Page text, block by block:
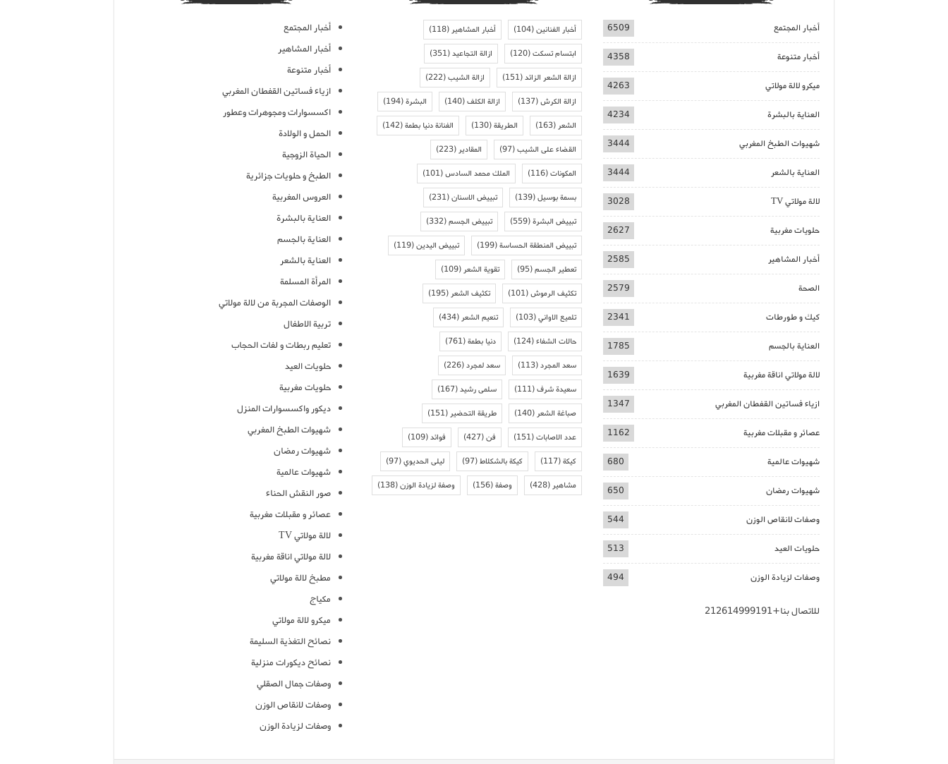
أخبار المجتمع 6509
أخبار متنوعة 4358
ميكرو لالة مولاتي 4263
العناية بالبشرة 4234
شهيوات الطبخ المغربي 3444
العناية بالشعر 3444
لالة مولاتي TV 3028
حلويات مغربية 2627
أخبار المشاهير 2585
الصحة 2579
كيك و طورطات 2341
العناية بالجسم 1785
لالة مولاتي اناقة مغربية 1639
ازياء فساتين القفطان المغربي 1347
عصائر و مقبلات مغربية 1162
شهيوات عالمية 680
شهيوات رمضان 650
وصفات لانقاص الوزن 544
حلويات العيد 513
وصفات لزيادة الوزن 494
للاتصال بنا+212614999191
أخبار الفنانين(104) أخبار المشاهير(118)
ابتسام تسكت(120) ازالة التجاعيد(351)
ازالة الشعر الزائد(151) ازالة الشيب(222)
ازالة الكرش(137) ازالة الكلف(140) البشرة(194)
الشعر(163) الطريقة(130) الفنانة دنيا بطمة(142)
القضاء على الشيب(97) المقادير(223)
المكونات(116) الملك محمد السادس(101)
بسمة بوسيل(139) تبييض الاسنان(231)
تبييض البشرة(559) تبييض الجسم(332)
تبييض المنطقة الحساسة(199) تبييض اليدين(119)
تعطير الجسم(95) تقوية الشعر(109)
تكثيف الرموش(101) تكثيف الشعر(195)
تلميع الاواني(103) تنعيم الشعر(434)
حالات الشفاء(124) دنيا بطمة(761)
سعد المجرد(113) سعد لمجرد(226)
سعيدة شرف(111) سلمى رشيد(167)
صباغة الشعر(140) طريقة التحضير(151)
عدد الاصابات(151) فن(427) فوائد(109)
كيكة(117) كيكة بالشكلاط(97) ليلى الحديوي(97)
مشاهير(428) وصفة(156) وصفة لزيادة الوزن(138)
أخبار المجتمع
أخبار المشاهير
أخبار متنوعة
ازياء فساتين القفطان المغربي
اكسسوارات ومجوهرات وعطور
الحمل و الولادة
الحياة الزوجية
الطبخ و حلويات جزائرية
العروس المغربية
العناية بالبشرة
العناية بالجسم
العناية بالشعر
المرأة المسلمة
الوصفات المجربة من لالة مولاتي
تربية الاطفال
تعليم ربطات و لفات الحجاب
حلويات العيد
حلويات مغربية
ديكور واكسسوارات المنزل
شهيوات الطبخ المغربي
شهيوات رمضان
شهيوات عالمية
صور النقش الحناء
عصائر و مقبلات مغربية
لالة مولاتي TV
لالة مولاتي اناقة مغربية
مطبخ لالة مولاتي
مكياج
ميكرو لالة مولاتي
نصائح التغذية السليمة
نصائح ديكورات منزلية
وصفات جمال الصقلي
وصفات لانقاص الوزن
وصفات لزيادة الوزن